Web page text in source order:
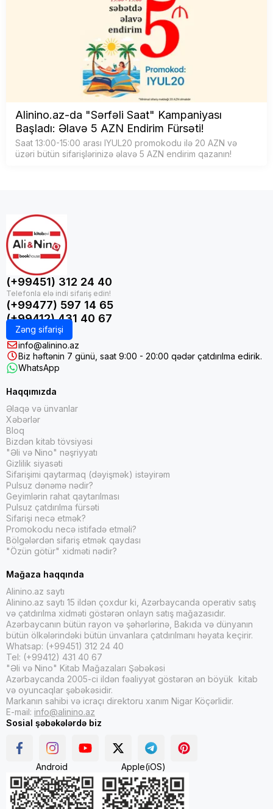
Alinino.az-da "Sərfəli Saat" Kampaniyası
Başladı: Əlavə 5 AZN Endirim Fürsəti!
Saat 13:00-15:00 arası IYUL20 promokodu ilə 20 AZN və
üzəri bütün sifarişlərinizə əlavə 5 AZN endirim qazanın!
(+99451) 312 24 40
(+99477) 597 14 65
(+99412) 431 40 67
Zəng sifarişi
info@alinino.az
Biz həftənin 7 günü, saat 9:00 - 20:00 qədər çatdırılma edirik.
WhatsApp
Haqqımızda
Əlaqə və ünvanlar
Xəbərlər
Bloq
Bizdən kitab tövsiyəsi
"Əli və Nino" nəşriyyatı
Gizlilik siyasəti
Sifarişimi qaytarmaq (dəyişmək) istəyirəm
Pulsuz dənəmə nədir?
Geyimlərin rahat qaytarılması
Pulsuz çatdırılma fürsəti
Sifarişi necə etmək?
Promokodu necə istifadə etməli?
Bölgələrdən sifariş etmək qaydası
"Özün götür" xidməti nədir?
Mağaza haqqında
Alinino.az saytı
Alinino.az saytı 15 ildən çoxdur ki, Azərbaycanda operativ satış
və çatdırılma xidməti göstərən onlayn satış mağazasıdır.
Azərbaycanın bütün rayon və şəhərlərinə, Bakıda və dünyanın
bütün ölkələrindəki bütün ünvanlara çatdırılmanı həyata keçirir.
Whatsap: (+99451) 312 24 40
Tel: (+99412) 431 40 67
"Əli və Nino" Kitab Mağazaları Şəbəkəsi
Azərbaycanda 2005-ci ildən fəaliyyət göstərən ən böyük kitab
və oyuncaqlar şəbəkəsidir.
Markanın sahibi və icraçı direktoru xanım Nigar Köçərlidir.
E-mail: info@alinino.az
Sosial şəbəkələrdə biz
Android Apple(iOS)